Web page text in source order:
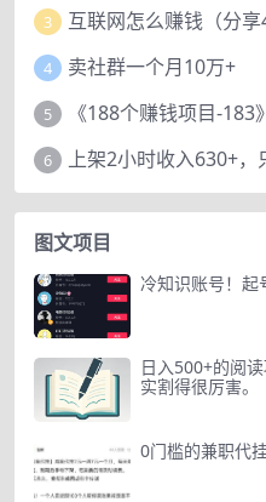
3 互联网怎么赚钱（分享
4 卖社群一个月10万+
5
6
图文项目
冷知识账号！起
日入500+的阅
实割得很厉害。
0门槛的兼职代